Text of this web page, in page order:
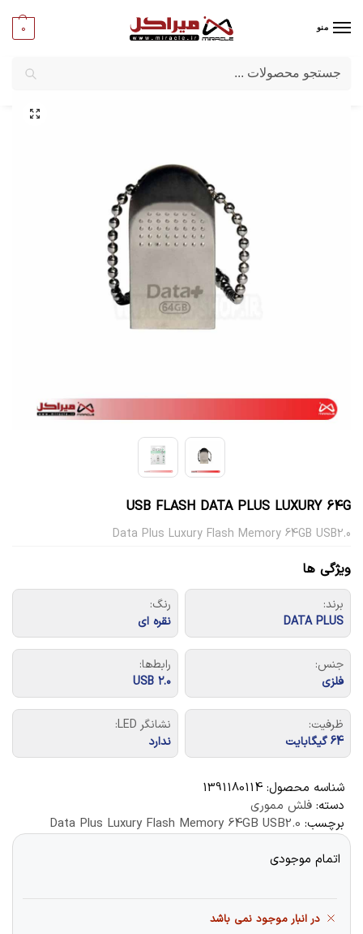
منو 0
میراکل/کامپیوتر/قطعات جانبی
USB FLASH DATA PLUS LUXURY 64G
Data Plus Luxury Flash Memory 64GB USB2.0
ویژگی ها
برند:
DATA PLUS
رنگ:
نقره ای
جنس:
فلزی
رابط‌ها:
USB ۲.۰
ظرفیت:
64 گیگابایت
نشانگر LED:
ندارد
شناسه محصول: 1391180114
دسته: فلش مموری
برچسب: Data Plus Luxury Flash Memory 64GB USB2.0
اتمام موجودی
در انبار موجود نمی باشد